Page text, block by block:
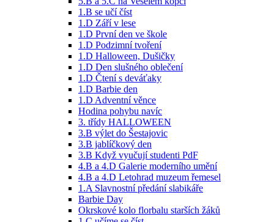
1.B se učí číst
1.D Září v lese
1.D První den ve škole
1.D Podzimní tvoření
1.D Halloween, Dušičky
1.D Den slušného oblečení
1.D Čtení s deváťaky
1.D Barbie den
1.D Adventní věnce
Hodina pohybu navíc
3. třídy HALLOWEEN
3.B výlet do Šestajovic
3.B jablíčkový den
3.B Když vyučují studenti PdF
4.B a 4.D Galerie moderního umění
4.B a 4.D Letohrad muzeum řemesel
1.A Slavnostní předání slabikáře
Barbie Day
Okrskové kolo florbalu starších žáků